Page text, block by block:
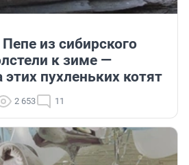
из сибирского
к зиме —
пухленьких котят
2 653 11